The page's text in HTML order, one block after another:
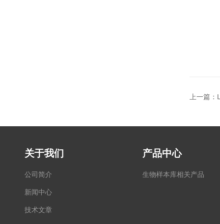
上一篇：
关于我们
公司简介
新闻中心
技术文章
产品中心
生物样本库相关产品